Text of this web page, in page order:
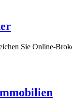
Sie Online-